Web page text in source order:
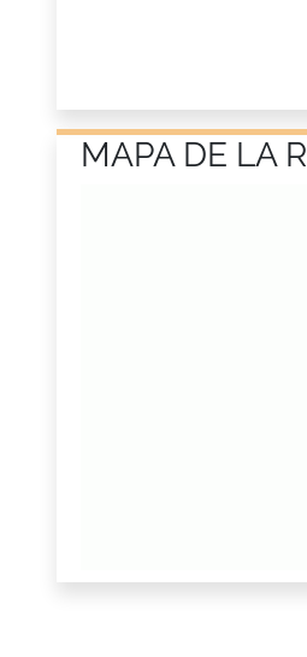
MAPA DE LA